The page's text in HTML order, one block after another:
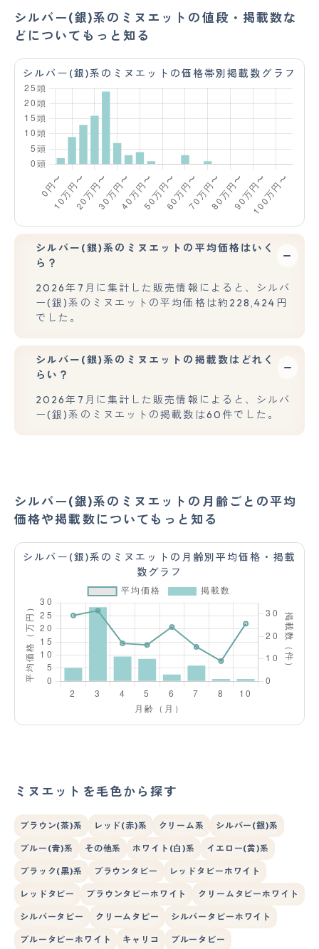
シルバー(銀)系のミヌエットの値段・掲載数な
どについてもっと知る
シルバー(銀)系のミヌエットの価格帯別掲載数グラフ
シルバー(銀)系のミヌエットの平均価格はいく
ら？
2026年7月に集計した販売情報によると、シルバ
ー(銀)系のミヌエットの平均価格は約228,424円
でした。
シルバー(銀)系のミヌエットの掲載数はどれく
らい？
2026年7月に集計した販売情報によると、シルバ
ー(銀)系のミヌエットの掲載数は60件でした。
シルバー(銀)系のミヌエットの月齢ごとの平均
価格や掲載数についてもっと知る
シルバー(銀)系のミヌエットの月齢別平均価格・掲載
数グラフ
ミヌエットを毛色から探す
ブラウン(茶)系 レッド(赤)系 クリーム系 シルバー(銀)系
ブルー(青)系 その他系 ホワイト(白)系 イエロー(黄)系
ブラック(黒)系 ブラウンタビー レッドタビーホワイト
レッドタビー ブラウンタビーホワイト クリームタビーホワイト
シルバータビー クリームタビー シルバータビーホワイト
ブルータビーホワイト キャリコ ブルータビー